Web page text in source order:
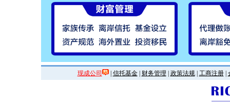
现成公司 | 信托基金| 财务管理 政策法规| 工商注册|